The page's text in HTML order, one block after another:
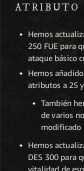
ATRIBUTO
Hemos
250 FUE para
ataque básico
Hemos
atributos a 25
También
de varios
modificado
Hemos
DES 300 para
vitalidad de